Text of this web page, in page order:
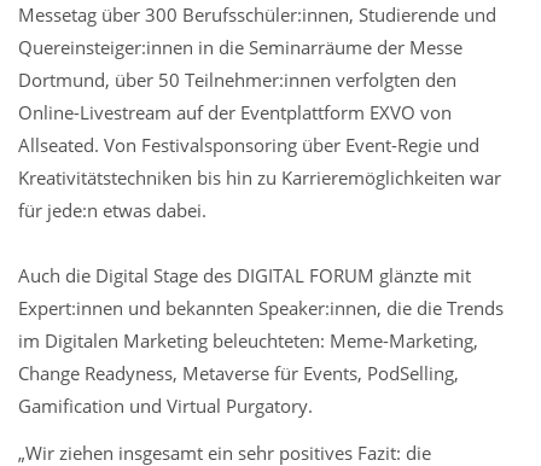
Messetag über 300 Berufsschüler:innen, Studierende und
Quereinsteiger:innen in die Seminarräume der Messe
Dortmund, über 50 Teilnehmer:innen verfolgten den
Online-Livestream auf der Eventplattform EXVO von
Allseated. Von Festivalsponsoring über Event-Regie und
Kreativitätstechniken bis hin zu Karrieremöglichkeiten war
für jede:n etwas dabei.
Auch die Digital Stage des DIGITAL FORUM glänzte mit
Expert:innen und bekannten Speaker:innen, die die Trends
im Digitalen Marketing beleuchteten: Meme-Marketing,
Change Readyness, Metaverse für Events, PodSelling,
Gamification und Virtual Purgatory.
„Wir ziehen insgesamt ein sehr positives Fazit: die